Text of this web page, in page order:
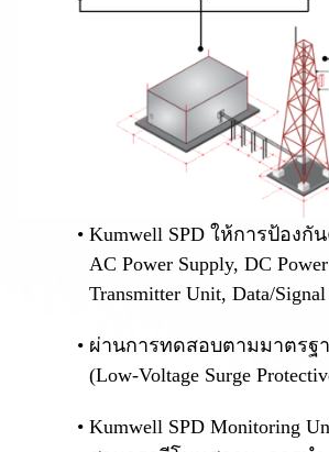
Kumwell SPD ให้การป้องกั
AC Power Supply, DC
Transmitter Unit, Data/
ผ่านการทดสอบตามมาตรฐา
(Low-Voltage Surge
Kumwell SPD Monitoring